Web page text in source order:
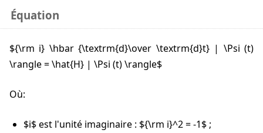
Équation
${\rm i} \hbar {\textrm{d}\over \textrm{d}t} | \Psi (t)
\rangle = \hat{H} | \Psi (t) \rangle$
où:
$i$ est l'unité imaginaire : ${\rm i}^2 = -1$ ;